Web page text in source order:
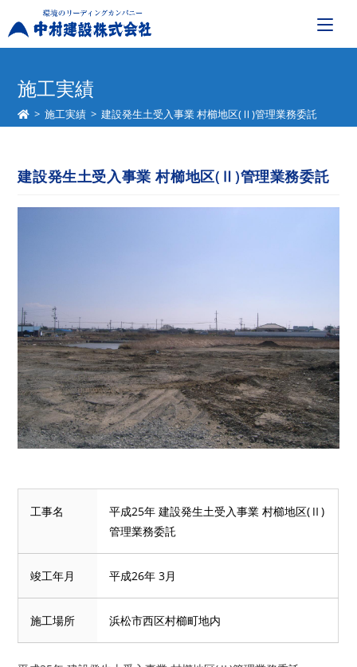
施工実績
> 施工実績 > 建設発生土受入事業 村櫛地区(Ⅱ)管理業務委託
建設発生土受入事業 村櫛地区(Ⅱ)管理業務委託
工事名
平成25年 建設発生土受入事業 村櫛地区(Ⅱ)
管理業務委託
竣工年月 平成26年 3月
施工場所 浜松市西区村櫛町地内